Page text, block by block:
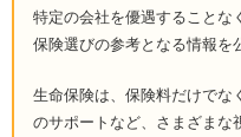
特定の会社を優遇することな
保険選びの参考となる情報を
生命保険は、保険料だけでな
のサポートなど、さまざまな